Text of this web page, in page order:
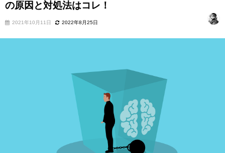
の原因と対処法はコレ！
2021年10月11日 2022年8月25日